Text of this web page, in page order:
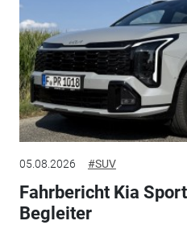
05.08.2026 #SUV
Fahrbericht Kia
Begleiter